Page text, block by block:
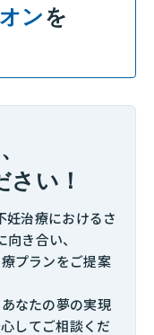
ンを
さい！
妊治療におけるさ
き合い、
プランをご提案
なたの夢の実現
してご相談くだ